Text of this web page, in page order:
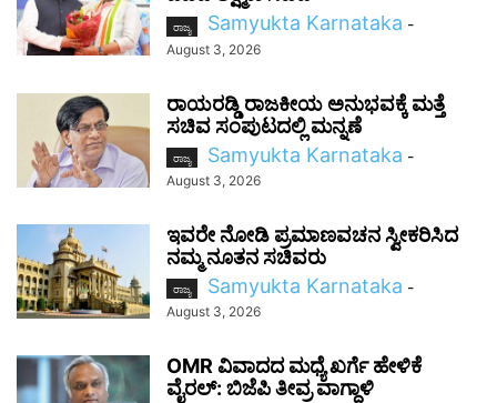
ರಾಜ್ಯ Samyukta Karnataka -
August 3, 2026
ರಾಯರಡ್ಡಿ ರಾಜಕೀಯ ಅನುಭವಕ್ಕೆ ಮತ್ತೆ
ಸಚಿವ ಸಂಪುಟದಲ್ಲಿ ಮನ್ನಣೆ
ರಾಜ್ಯ Samyukta Karnataka -
August 3, 2026
ಇವರೇ ನೋಡಿ ಪ್ರಮಾಣವಚನ ಸ್ವೀಕರಿಸಿದ
ನಮ್ಮ ನೂತನ ಸಚಿವರು
ರಾಜ್ಯ Samyukta Karnataka -
August 3, 2026
OMR ವಿವಾದದ ಮಧ್ಯೆ ಖರ್ಗೆ ಹೇಳಿಕೆ
ವೈರಲ್: ಬಿಜೆಪಿ ತೀವ್ರ ವಾಗ್ದಾಳಿ